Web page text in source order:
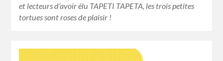
et lecteurs d’avoir élu TAPETI TAPETA, les trois petites
tortues sont roses de plaisir !